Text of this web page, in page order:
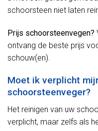
schoorsteen niet laten
Prijs schoorsteenvegen?
ontvang de beste prijs
schouw(en).
Moet ik verplicht
schoorsteenveger?
Het reinigen van uw
verplicht, maar zelfs als